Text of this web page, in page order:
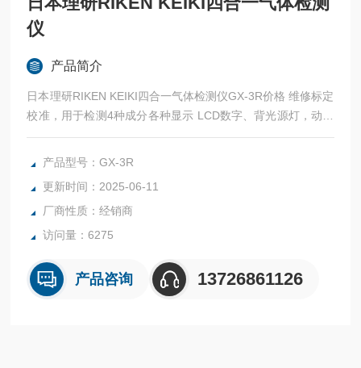
仪
产品简介
日本理研RIKEN KEIKI四合一气体检测仪GX-3R价格 维修标定
校准，用于检测4种成分各种显示 LCD数字、背光源灯，动作
状态显示、时钟显示、电池余量显示、温度显示、峰值显示、
校正通知显示。
产品型号：GX-3R
更新时间：2025-06-11
厂商性质：经销商
访问量：6275
产品咨询 13726861126